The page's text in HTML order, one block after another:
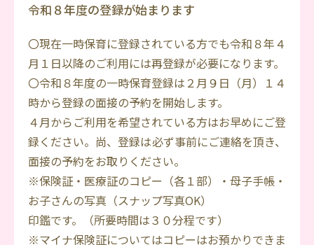
令和８年度の登録が始まります
〇現在一時保育に登録されている方でも令和８年４
月１日以降のご利用には再登録が必要になります。
〇令和８年度の一時保育登録は２月９日（月）１４
時から登録の面接の予約を開始します。
４月からご利用を希望されている方はお早めにご登
録ください。尚、登録は必ず事前にご連絡を頂き、
面接の予約をお取りください。
※保険証・医療証のコピー（各１部）・母子手帳・
お子さんの写真（スナップ写真OK）
印鑑です。（所要時間は３０分程です）
※マイナ保険証についてはコピーはお預かりできま